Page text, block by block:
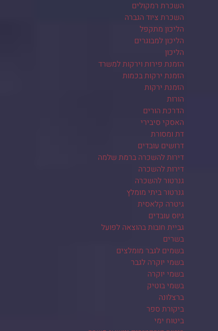
השכרת רמקולים
השכרת ציוד הגברה
הליכון מתקפל
הליכון למבוגרים
הליכון
הזמנת פירות וירקות למשרד
הזמנת ירקות בכמות
הזמנת ירקות
הורות
הדרכת הורים
האסקי סיבירי
דת ומסורת
דרושים עובדים
דירות להשכרה ברמת שלמה
דירות להשכרה
גנרטור להשכרה
גנרטור ביתי מומלץ
גיטרה קלאסית
גיוס עובדים
גביית חובות בהוצאה לפועל
בשרים
בשמים לגבר מומלצים
בשמי יוקרה לגבר
בשמי יוקרה
בשמי בוטיק
ברצלונה
ביקורת ספר
ביטוח ימי